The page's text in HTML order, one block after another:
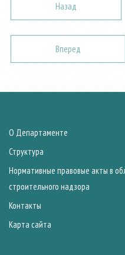
Назад
Вперед
О Департаменте
Структура
Нормативные правовые акты в
строительного надзора
Контакты
Карта сайта